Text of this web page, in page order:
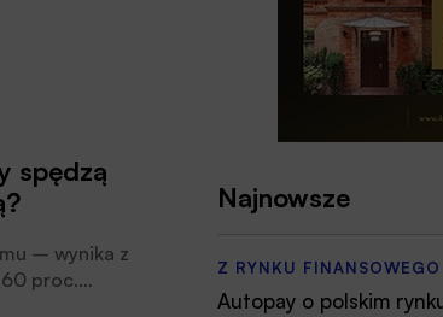
spędzą
– wynika z
proc.
Najnowsze
Z RYNKU FINANSOWEGO
Autopay o polskim